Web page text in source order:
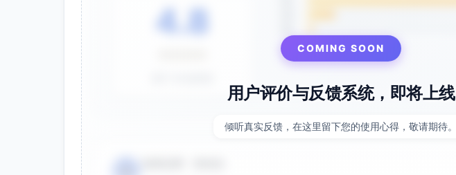
4.8
COMING SOON
用户评价与反馈系统，即将上线
倾听真实反馈，在这里留下您的使用心得，敬请期待。